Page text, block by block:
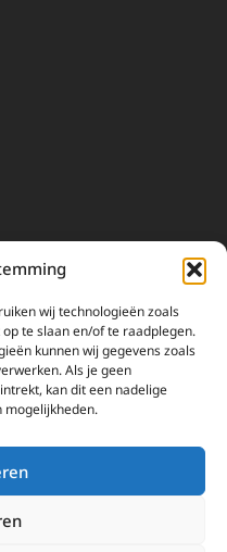
wij technologieën zoals
te slaan en/of te raadplegen.
kunnen wij gegevens zoals
Als je geen
kan dit een nadelige
mogelijkheden.
door uw donaties.
inkomsten of